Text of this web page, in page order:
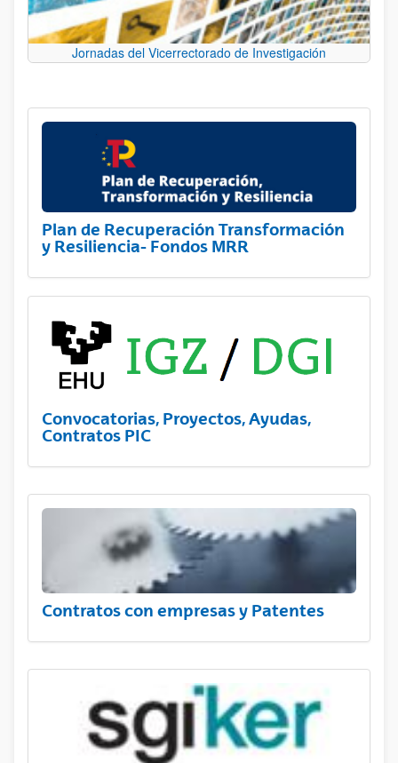
Jornadas del Vicerrectorado de Investigación
Plan de Recuperación Transformación
y Resiliencia- Fondos MRR
Convocatorias, Proyectos, Ayudas,
Contratos PIC
Contratos con empresas y Patentes